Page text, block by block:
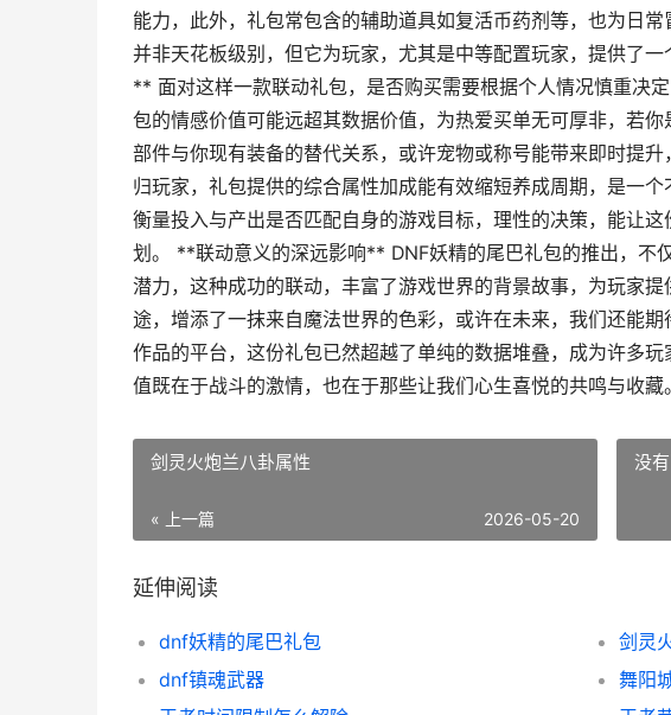
能力，此外，礼包常包含的辅助道具如复活币药剂等，也为日
并非天花板级别，但它为玩家，尤其是中等配置玩家，提供了
** 面对这样一款联动礼包，是否购买需要根据个人情况慎重决
包的情感价值可能远超其数据价值，为热爱买单无可厚非，若
部件与你现有装备的替代关系，或许宠物或称号能带来即时提
归玩家，礼包提供的综合属性加成能有效缩短养成周期，是一
衡量投入与产出是否匹配自身的游戏目标，理性的决策，能让
划。 **联动意义的深远影响** DNF妖精的尾巴礼包的推出，不
潜力，这种成功的联动，丰富了游戏世界的背景故事，为玩家
途，增添了一抹来自魔法世界的色彩，或许在未来，我们还能
作品的平台，这份礼包已然超越了单纯的数据堆叠，成为许多
值既在于战斗的激情，也在于那些让我们心生喜悦的共鸣与收藏。
剑灵火炮兰八卦属性
« 上一篇 2026-05-20
没有
延伸阅读
dnf妖精的尾巴礼包
剑灵
dnf镇魂武器
舞阳